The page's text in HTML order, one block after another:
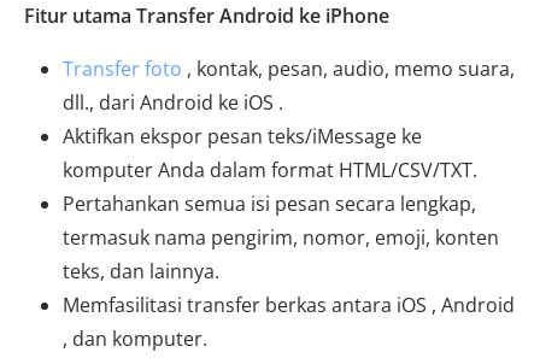
Fitur utama Transfer Android ke iPhone
Transfer foto , kontak, pesan, audio, memo suara,
dll., dari Android ke iOS .
Aktifkan ekspor pesan teks/iMessage ke
komputer Anda dalam format HTML/CSV/TXT.
Pertahankan semua isi pesan secara lengkap,
termasuk nama pengirim, nomor, emoji, konten
teks, dan lainnya.
Memfasilitasi transfer berkas antara iOS , Android
, dan komputer.